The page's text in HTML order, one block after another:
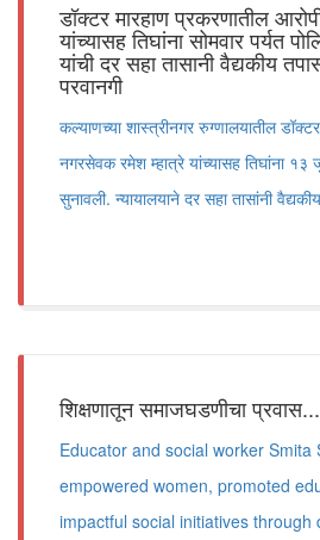
डॉक्टर मारहाण प्रकरणातील
यांच्यासह तिघांना सोमवार पर्यत
यांची दर सहा तासानी वैद्यकीय
परवानगी
कल्याणच्या शास्त्रीनगर रुग्णालयातील
नगरसेवक रमेश म्हात्रे यांच्यासह तिघांना १३
सुनावली. न्यायालयाने दर सहा तासांनी
शिक्षणातून समाजघडणीचा प्रवास...
Educator and social worker Smita
empowered women, promoted
impactful social initiatives through